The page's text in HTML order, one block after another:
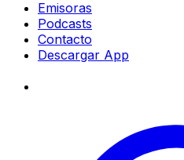
Emisoras
Podcasts
Contacto
Descargar App